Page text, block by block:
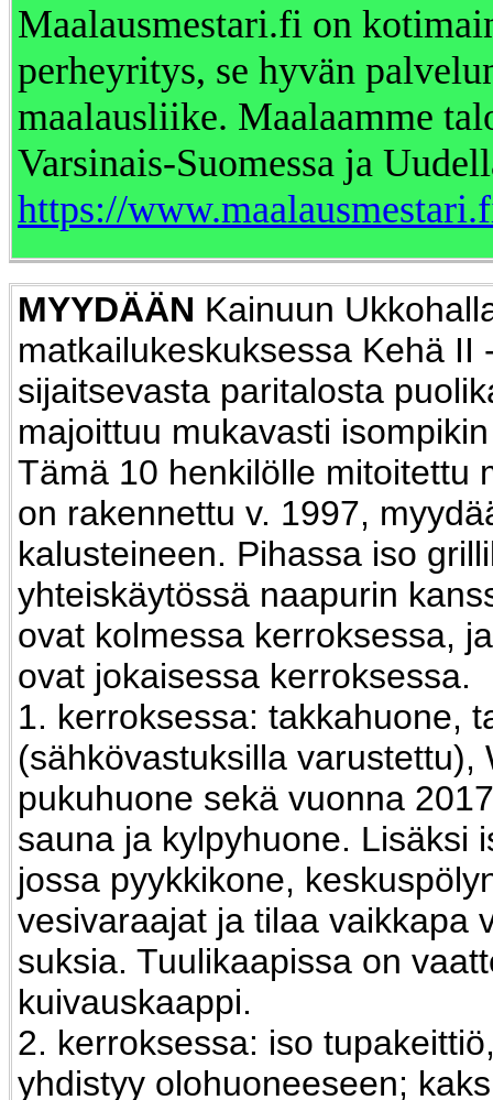
Maalausmestari.fi on
perheyritys, se hyvän
maalausliike. Maalaamme
Varsinais-Suomessa ja
https://
MYYDÄÄN Kainuun
matkailukeskuksessa Kehä II
sijaitsevasta paritalosta
majoittuu mukavasti
Tämä 10 henkilölle mitoitettu
on rakennettu v. 1997,
kalusteineen. Pihassa iso
yhteiskäytössä naapurin
ovat kolmessa kerroksessa,
ovat jokaisessa kerroksessa.
1. kerroksessa: takkahuone,
(sähkövastuksilla varustettu),
pukuhuone sekä vuonna
sauna ja kylpyhuone. Lisäksi
jossa pyykkikone,
vesivaraajat ja tilaa vaikkapa
suksia. Tuulikaapissa on
kuivauskaappi.
2. kerroksessa: iso
yhdistyy olohuoneeseen;